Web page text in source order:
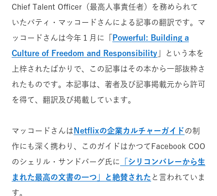
Chief Talent Officer（最高人事責任者）を務められて
いたパティ・マッコードさんによる記事の翻訳です。マ
ッコードさんは今年１月に「
Powerful: Building a
Culture of Freedom and Responsibility 」という本を
上梓されたばかりで、この記事はその本から一部抜粋さ
れたものです。本記事は、著者及び記事掲載元から許可
を得て、翻訳及び掲載しています。
マッコードさんは Netflixの企業カルチャーガイドの制
作にも深く携わり、このガイドはかつてFacebook COO
のシェリル・サンドバーグ氏に
「シリコンバレーから生
まれた最高の文書の一つ」と絶賛された と言われていま
す。